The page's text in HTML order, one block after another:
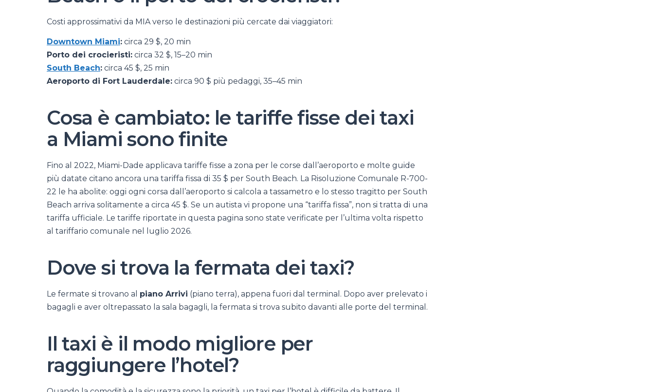
Costi approssimativi da MIA verso le destinazioni più cercate dai viaggiatori:
Downtown Miami: circa 29 $, 20 min
Porto dei crocieristi: circa 32 $, 15–20 min
South Beach: circa 45 $, 25 min
Aeroporto di Fort Lauderdale: circa 90 $ più pedaggi, 35–45 min
Cosa è cambiato: le tariffe fisse dei taxi
a Miami sono finite
Fino al 2022, Miami-Dade applicava tariffe fisse a zona per le corse dall’aeroporto e molte guide
più datate citano ancora una tariffa fissa di 35 $ per South Beach. La Risoluzione Comunale R-700-
22 le ha abolite: oggi ogni corsa dall’aeroporto si calcola a tassametro e lo stesso tragitto per South
Beach arriva solitamente a circa 45 $. Se un autista vi propone una “tariffa fissa”, non si tratta di una
tariffa ufficiale. Le tariffe riportate in questa pagina sono state verificate per l’ultima volta rispetto
al tariffario comunale nel luglio 2026.
Dove si trova la fermata dei taxi?
Le fermate si trovano al piano Arrivi (piano terra), appena fuori dal terminal. Dopo aver prelevato i
bagagli e aver oltrepassato la sala bagagli, la fermata si trova subito davanti alle porte del terminal.
Il taxi è il modo migliore per
raggiungere l’hotel?